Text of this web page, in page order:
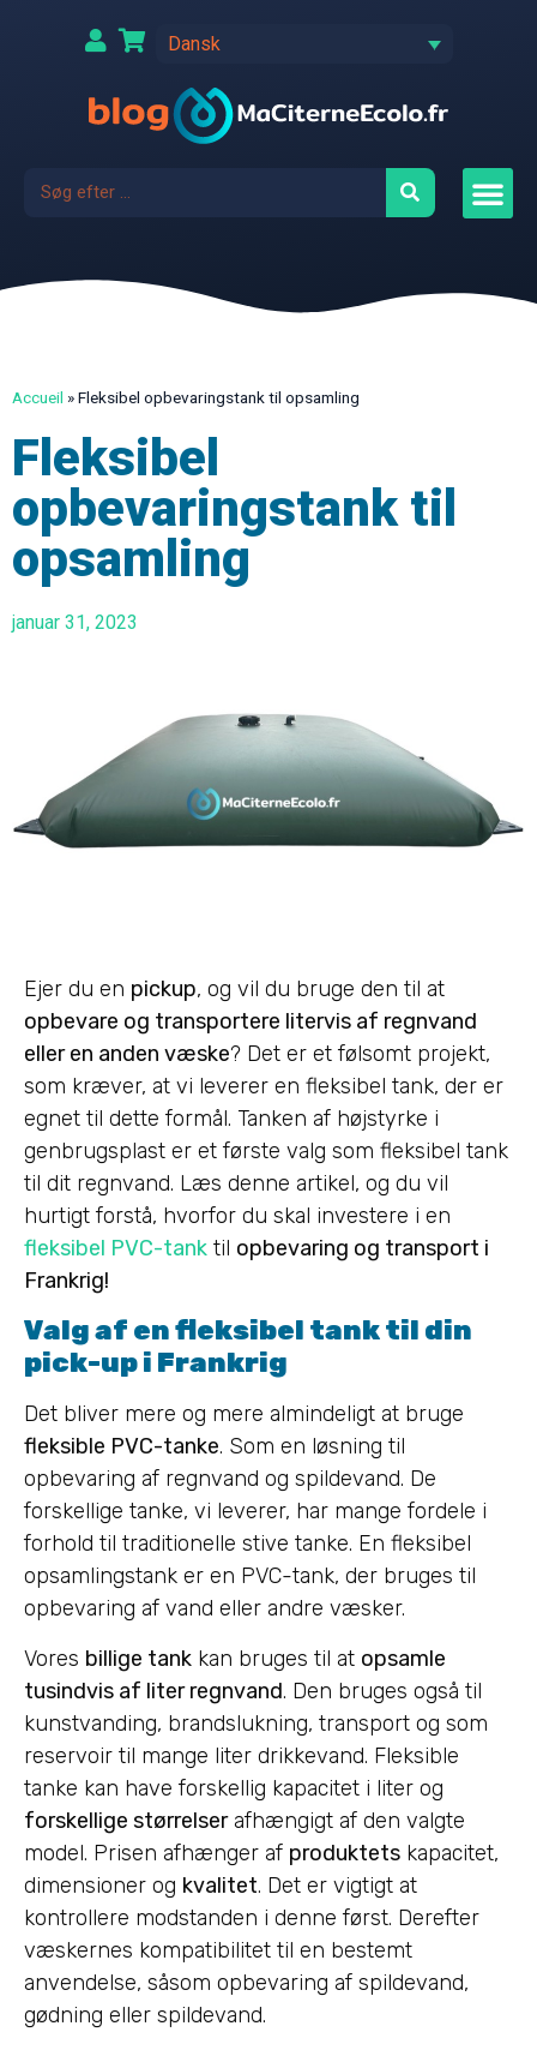
Dansk
Accueil »Fleksibel opbevaringstank til opsamling
Fleksibel
opbevaringstank til
opsamling
januar 31, 2023
Ejer du en pickup, og vil du bruge den til at
opbevare og transportere litervis af regnvand
eller en anden væske? Det er et følsomt projekt,
som kræver, at vi leverer en fleksibel tank, der er
egnet til dette formål. Tanken af højstyrke i
genbrugsplast er et første valg som fleksibel tank
til dit regnvand. Læs denne artikel, og du vil
hurtigt forstå, hvorfor du skal investere i en
fleksibel PVC-tank til opbevaring og transport i
Frankrig!
Valg af en fleksibel tank til din
pick-up i Frankrig
Det bliver mere og mere almindeligt at bruge
fleksible PVC-tanke. Som en løsning til
opbevaring af regnvand og spildevand. De
forskellige tanke, vi leverer, har mange fordele i
forhold til traditionelle stive tanke. En fleksibel
opsamlingstank er en PVC-tank, der bruges til
opbevaring af vand eller andre væsker.
Vores billige tank kan bruges til at opsamle
tusindvis af liter regnvand. Den bruges også til
kunstvanding, brandslukning, transport og som
reservoir til mange liter drikkevand. Fleksible
tanke kan have forskellig kapacitet i liter og
forskellige størrelserafhængigt af den valgte
model. Prisen afhænger af produktets kapacitet,
dimensioner og kvalitet. Det er vigtigt at
kontrollere modstanden i denne først. Derefter
væskernes kompatibilitet til en bestemt
anvendelse, såsom opbevaring af spildevand,
gødning eller spildevand.